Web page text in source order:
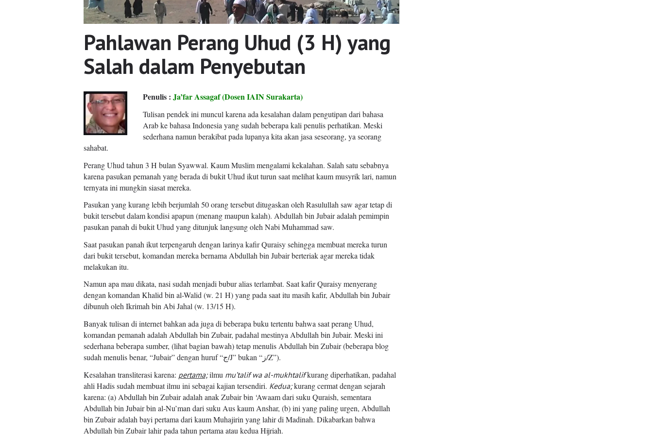
Pahlawan Perang Uhud (3 H) yang
Salah dalam Penyebutan
Penulis : Ja’far Assagaf(Dosen IAIN Surakarta)
Tulisan pendek ini muncul karena ada kesalahan dalam pengutipan dari bahasa
Arab ke bahasa Indonesia yang sudah beberapa kali penulis perhatikan. Meski
sederhana namun berakibat pada lupanya kita akan jasa seseorang, ya seorang
sahabat.
Perang Uhud tahun 3 H bulan Syawwal. Kaum Muslim mengalami kekalahan. Salah satu sebabnya
karena pasukan pemanah yang berada di bukit Uhud ikut turun saat melihat kaum musyrik lari, namun
ternyata ini mungkin siasat mereka.
Pasukan yang kurang lebih berjumlah 50 orang tersebut ditugaskan oleh Rasulullah saw agar tetap di
bukit tersebut dalam kondisi apapun (menang maupun kalah). Abdullah bin Jubair adalah pemimpin
pasukan panah di bukit Uhud yang ditunjuk langsung oleh Nabi Muhammad saw.
Saat pasukan panah ikut terpengaruh dengan larinya kafir Quraisy sehingga membuat mereka turun
dari bukit tersebut, komandan mereka bernama Abdullah bin Jubair berteriak agar mereka tidak
melakukan itu.
Namun apa mau dikata, nasi sudah menjadi bubur alias terlambat. Saat kafir Quraisy menyerang
dengan komandan Khalid bin al-Walid (w. 21 H) yang pada saat itu masih kafir, Abdullah bin Jubair
dibunuh oleh Ikrimah bin Abi Jahal (w. 13/15 H).
Banyak tulisan di internet bahkan ada juga di beberapa buku tertentu bahwa saat perang Uhud,
komandan pemanah adalah Abdullah bin Zubair, padahal mestinya Abdullah bin Jubair. Meski ini
sederhana beberapa sumber, (lihat bagian bawah) tetap menulis Abdullah bin Zubair (beberapa blog
sudah menulis benar, “Jubair” dengan huruf “ج/J” bukan “ز/Z”).
Kesalahan transliterasi karena: pertama;ilmu mu’talif wa al-mukhtalifkurang diperhatikan, padahal
ahli Hadis sudah membuat ilmu ini sebagai kajian tersendiri. Kedua;kurang cermat dengan sejarah
karena: (a) Abdullah bin Zubair adalah anak Zubair bin ‘Awaam dari suku Quraish, sementara
Abdullah bin Jubair bin al-Nu’man dari suku Aus kaum Anshar, (b) ini yang paling urgen, Abdullah
bin Zubair adalah bayi pertama dari kaum Muhajirin yang lahir di Madinah. Dikabarkan bahwa
Abdullah bin Zubair lahir pada tahun pertama atau kedua Hijriah.